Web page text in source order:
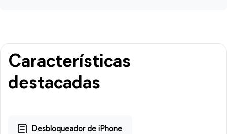
Características
destacadas
Desbloqueador de iPhone